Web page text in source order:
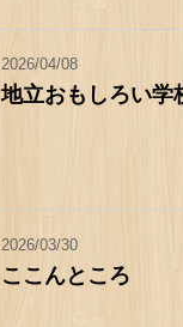
2026/04/08
地立おもしろい学
2026/03/30
ここんところ